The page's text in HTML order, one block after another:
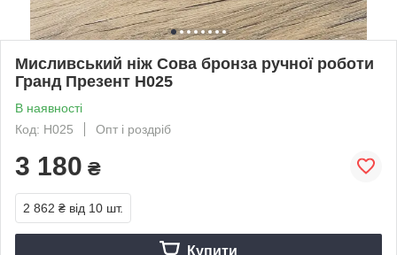
Мисливський ніж Сова бронза ручної роботи
Гранд Презент Н025
В наявності
Код: Н025
Опт і роздріб
3 180 ₴
2 862 ₴ від 10 шт.
Купити